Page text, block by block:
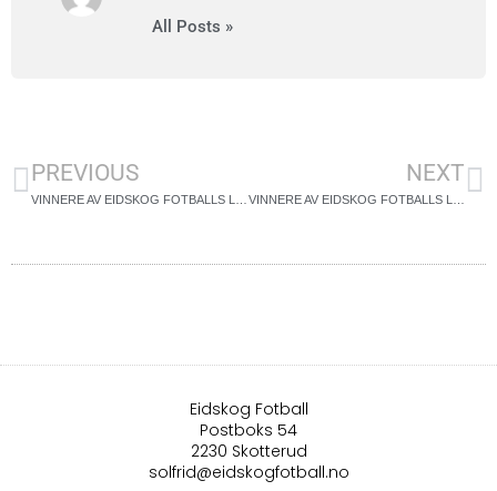
All Posts »
PREVIOUS NEXT
Eidskog Fotball
Postboks 54
2230 Skotterud
solfrid@eidskogfotball.no